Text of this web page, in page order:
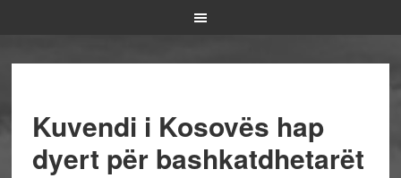
Kuvendi i Kosovës hap
dyert për bashkatdhetarët